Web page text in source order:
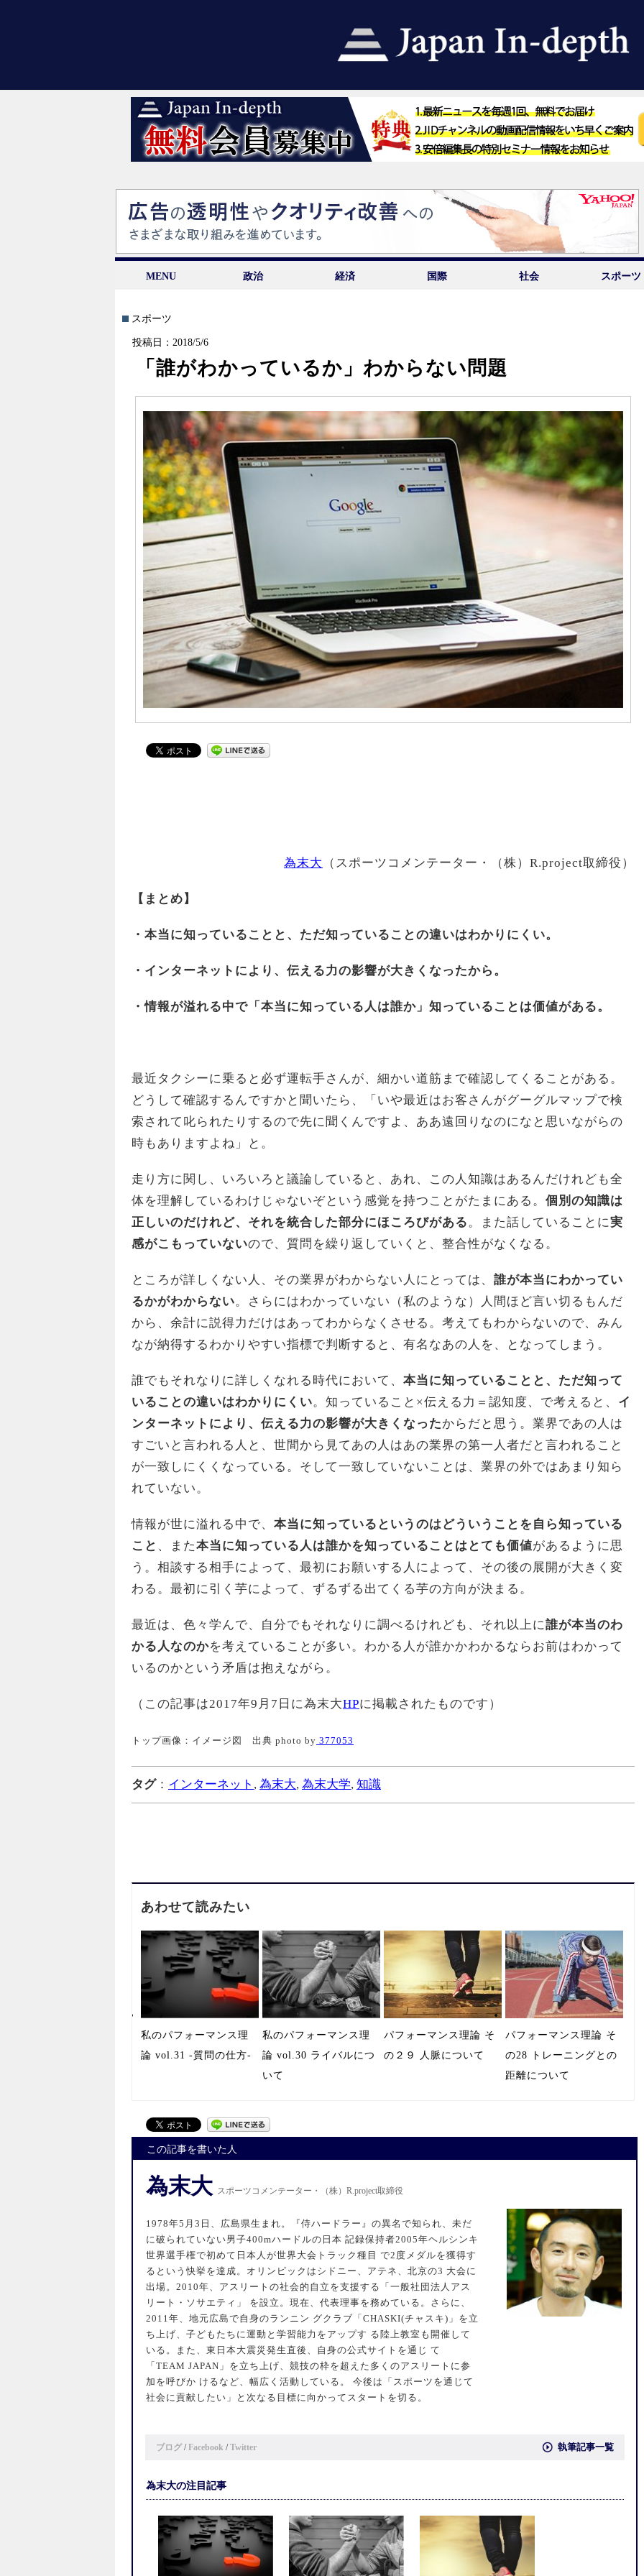
MENU 政治 経済 国際 社会 スポーツ
スポーツ
投稿日：2018/5/6
「誰がわかっているか」わからない問題
為末大 （スポーツコメンテーター・（株）R.project取締役）
【まとめ】
・ 本当に知っていることと、ただ知っていることの違いはわかりにくい。
・ インターネットにより、伝える力の影響が大きくなったから。
・情報が溢れる中で「本当に知っている人は誰か」知っていることは価値がある。
最近タクシーに乗ると必ず運転手さんが、細かい道筋まで確認してくることがある。
どうして確認するんですかと聞いたら、「いや最近はお客さんがグーグルマップで検
索されて叱られたりするので先に聞くんですよ、ああ遠回りなのになと思いながらの
時もありますよね」と。
走り方に関し、いろいろと議論していると、あれ、この人知識はあるんだけれども全
体を理解しているわけじゃないぞという感覚を持つことがたまにある。 個別の知識は
正しいのだけれど、それを統合した部分にほころびがある。また話していることに実
感がこもっていないので、質問を繰り返していくと、整合性がなくなる。
ところが詳しくない人、その業界がわからない人にとっては、 誰が本当にわかってい
るかがわからない。さらにはわかっていない（私のような）人間ほど言い切るもんだ
から、余計に説得力だけはあってわからなくさせる。考えてもわからないので、みん
なが納得するわかりやすい指標で判断すると、有名なあの人を、となってしまう。
誰でもそれなりに詳しくなれる時代において、 本当に知っていることと、ただ知って
いることの違いはわかりにくい。知っていること×伝える力＝認知度、で考えると、 イ
ンターネットにより、伝える力の影響が大きくなったからだと思う。業界であの人は
すごいと言われる人と、世間から見てあの人はあの業界の第一人者だと言われること
が一致しにくくなっている。そして一致していないことは、業界の外ではあまり知ら
れていない。
情報が世に溢れる中で、 本当に知っているというのはどういうことを自ら知っている
こと 、また本当に知っている人は誰かを知っていることはとても価値があるように思
う。相談する相手によって、最初にお願いする人によって、その後の展開が大きく変
わる。最初に引く芋によって、ずるずる出てくる芋の方向が決まる。
最近は、色々学んで、自分でもそれなりに調べるけれども、それ以上に誰が本当のわ
かる人なのかを考えていることが多い。わかる人が誰かかわかるならお前はわかって
いるのかという矛盾は抱えながら。
（この記事は2017年9月7日に為末大HPに掲載されたものです）
トップ画像：イメージ図 出典 photo by 377053
タグ： インターネット , 為末大, 為末大学, 知識
あわせて読みたい
私のパフォーマンス理
論 vol.31 -質問の仕方-
私のパフォーマンス理
論 vol.30 ライバルにつ
いて
パフォーマンス理論 そ
の２９ 人脈について
パフォーマンス理論 そ
の28 トレーニングとの
距離について
この記事を書いた人
為末大 スポーツコメンテーター・（株）R.project取締役
1978年5月3日、広島県生まれ。『侍ハードラー』の異名で知られ、未だ
に破られていない男子400mハードルの日本 記録保持者2005年ヘルシンキ
世界選手権で初めて日本人が世界大会トラック種目 で2度メダルを獲得す
るという快挙を達成。オリンピックはシドニー、アテネ、北京の3 大会に
出場。2010年、アスリートの社会的自立を支援する「一般社団法人アス
リート・ソサエティ」 を設立。現在、代表理事を務めている。さらに、
2011年、地元広島で自身のランニン グクラブ「CHASKI(チャスキ)」を立
ち上げ、子どもたちに運動と学習能力をアップす る陸上教室も開催して
いる。また、東日本大震災発生直後、自身の公式サイトを通じ て
「TEAM JAPAN」を立ち上げ、競技の枠を超えた多くのアスリートに参
加を呼びか けるなど、幅広く活動している。 今後は「スポーツを通じて
社会に貢献したい」と次なる目標に向かってスタートを切る。
ブログ/Facebook /Twitter 執筆記事一覧
為末大の注目記事